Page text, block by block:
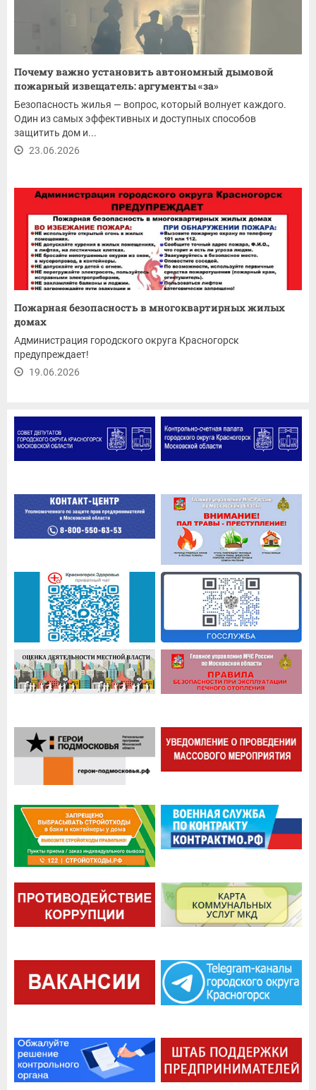
Почему важно установить автономный дымовой
пожарный извещатель: аргументы «за»
Безопасность жилья — вопрос, который волнует каждого.
Один из самых эффективных и доступных способов
защитить дом и...
23.06.2026
Пожарная безопасность в многоквартирных жилых
домах
Администрация городского округа Красногорск
предупреждает!
19.06.2026